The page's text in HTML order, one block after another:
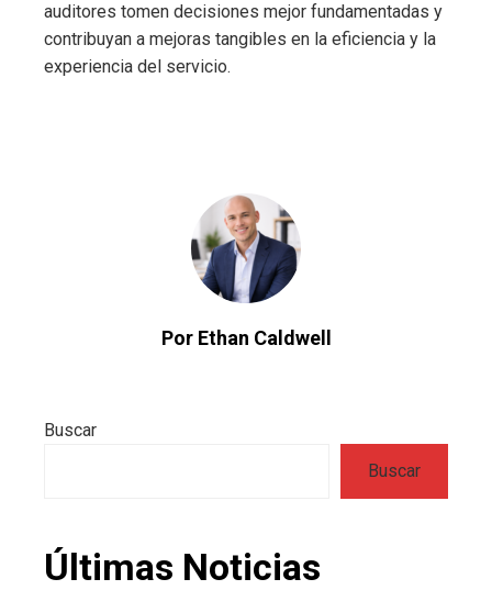
auditores tomen decisiones mejor fundamentadas y
contribuyan a mejoras tangibles en la eficiencia y la
experiencia del servicio.
Por Ethan Caldwell
Buscar
Buscar
Últimas Noticias